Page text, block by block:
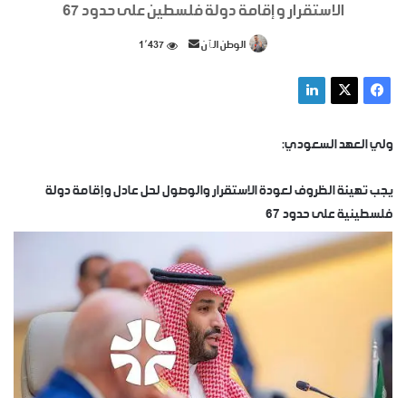
الاستقرار و إقامة دولة فلسطين على حدود 67
الوطن الٱن
أرسل 1٬437
ولي العهد السعودي:
يجب تهيئة الظروف لعودة الاستقرار والوصول لحل عادل وإقامة دولة
فلسطينية على حدود 67